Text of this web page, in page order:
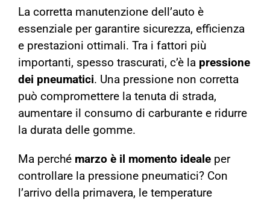
La corretta manutenzione dell’auto è
essenziale per garantire sicurezza, efficienza
e prestazioni ottimali. Tra i fattori più
importanti, spesso trascurati, c’è la pressione
dei pneumatici. Una pressione non corretta
può compromettere la tenuta di strada,
aumentare il consumo di carburante e ridurre
la durata delle gomme.
Ma perché marzo è il momento idealeper
controllare la pressione pneumatici? Con
l’arrivo della primavera, le temperature